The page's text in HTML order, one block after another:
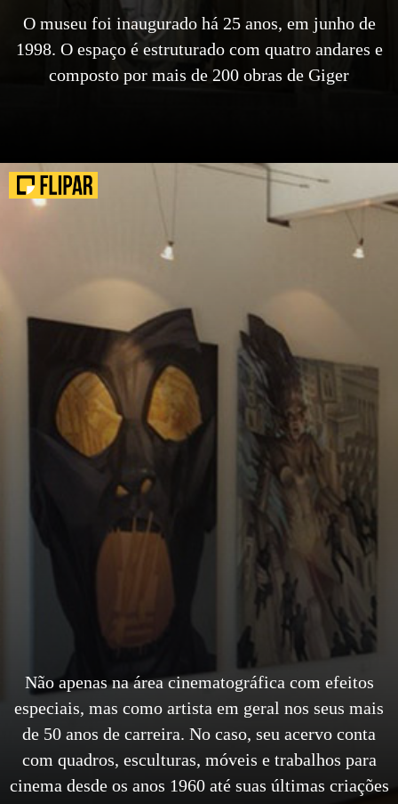
O museu foi inaugurado há 25 anos, em junho de
1998. O espaço é estruturado com quatro andares e
composto por mais de 200 obras de Giger
Não apenas na área cinematográfica com efeitos
especiais, mas como artista em geral nos seus mais
de 50 anos de carreira. No caso, seu acervo conta
com quadros, esculturas, móveis e trabalhos para
cinema desde os anos 1960 até suas últimas criações